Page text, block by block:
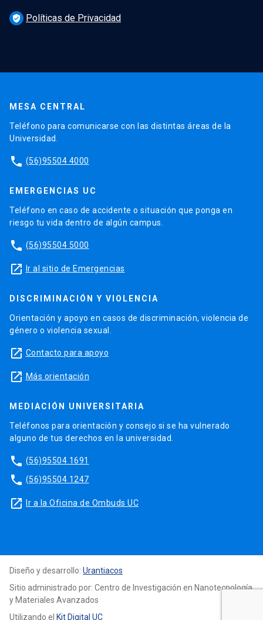
verified_user Políticas de Privacidad
MESA CENTRAL
Teléfono para comunicarse con las distintas áreas de la
Universidad.
phone (56)95504 4000
EMERGENCIAS UC
Teléfono en caso de accidente o situación que ponga en
riesgo tu vida dentro de algún campus.
phone (56)95504 5000
launch Ir al sitio de Emergencias
DISCRIMINACIÓN Y VIOLENCIA
Orientación y apoyo en casos de discriminación, violencia de
género o violencia sexual.
launch Contacto para apoyo
launch Más orientación
MEDIACIÓN UNIVERSITARIA
Teléfonos para orientación y consejo si se ha vulnerado
alguno de tus derechos en la universidad.
phone (56)95504 1691
phone (56)95504 1247
launch Ir a la Oficina de Ombuds UC
Diseño y desarrollo: Urantiacos
Sitio administrado por: Centro de Investigación en Nanotecnología
y Materiales Avanzados
Utilizando el Kit Digital UC